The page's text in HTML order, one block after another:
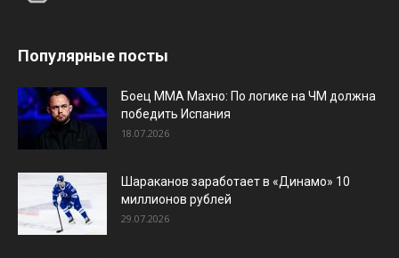
Популярные посты
Боец ММА Махно: По логике на ЧМ должна
победить Испания
18.07.2026
Шараканов заработает в «Динамо» 10
миллионов рублей
29.07.2026